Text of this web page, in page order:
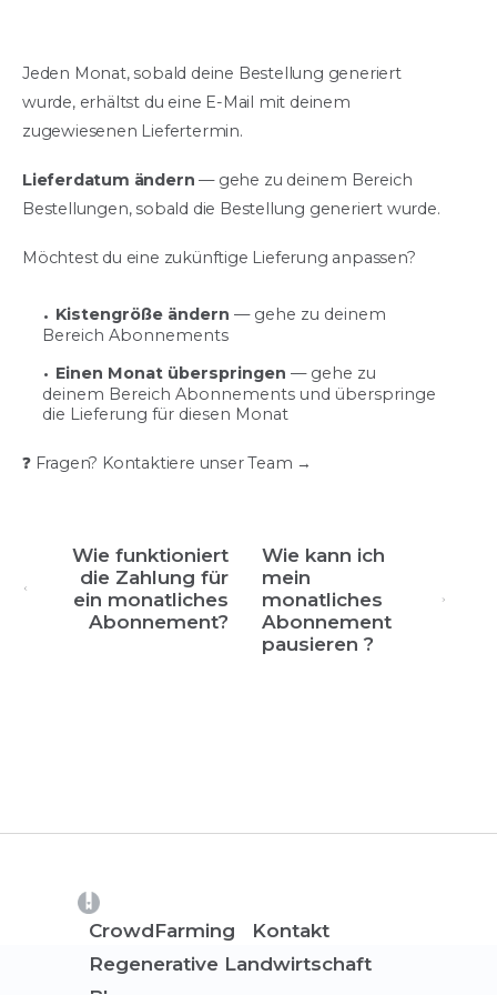
Jeden Monat, sobald deine Bestellung generiert
wurde, erhältst du eine E-Mail mit deinem
zugewiesenen Liefertermin.
Lieferdatum ändern — gehe zu deinem Bereich
Bestellungen, sobald die Bestellung generiert wurde.
Möchtest du eine zukünftige Lieferung anpassen?
Kistengröße ändern — gehe zu deinem
Bereich Abonnements
Einen Monat überspringen — gehe zu
deinem Bereich Abonnements und überspringe
die Lieferung für diesen Monat
❓ Fragen? Kontaktiere unser Team →
Wie funktioniert
die Zahlung für
ein monatliches
Abonnement?
Wie kann ich
mein
monatliches
Abonnement
pausieren ?
CrowdFarming
Kontakt
Regenerative Landwirtschaft